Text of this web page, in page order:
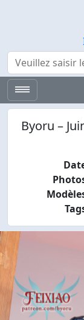
Rechercher
Byoru –